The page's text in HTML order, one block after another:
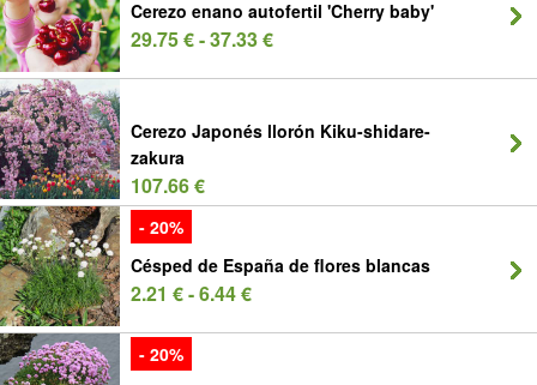
Cerezo enano autofertil 'Cherry baby'
29.75 € - 37.33 €
Cerezo Japonés llorón Kiku-shidare-
zakura
107.66 €
- 20%
Césped de España de flores blancas
2.21 € - 6.44 €
- 20%